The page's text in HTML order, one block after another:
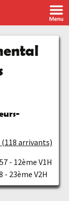
arrivants)
- 12ème V1H
- 23ème V2H